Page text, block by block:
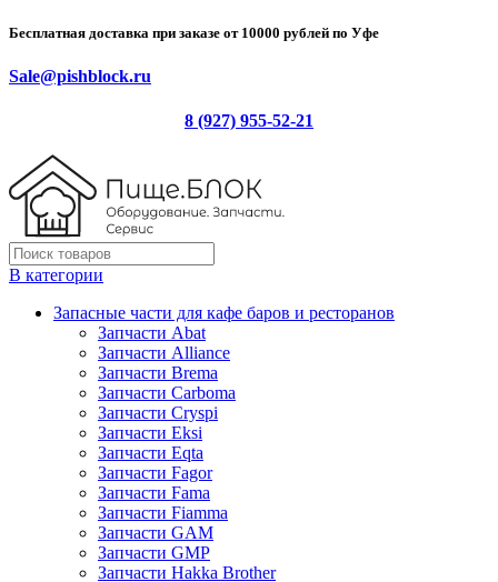
Бесплатная доставка при заказе от 10000 рублей по Уфе
Sale@pishblock.ru
8 (927) 955-52-21
В категории
Запасные части для кафе баров и ресторанов
Запчасти Abat
Запчасти Alliance
Запчасти Brema
Запчасти Carboma
Запчасти Cryspi
Запчасти Eksi
Запчасти Eqta
Запчасти Fagor
Запчасти Fama
Запчасти Fiamma
Запчасти GAM
Запчасти GMP
Запчасти Hakka Brother